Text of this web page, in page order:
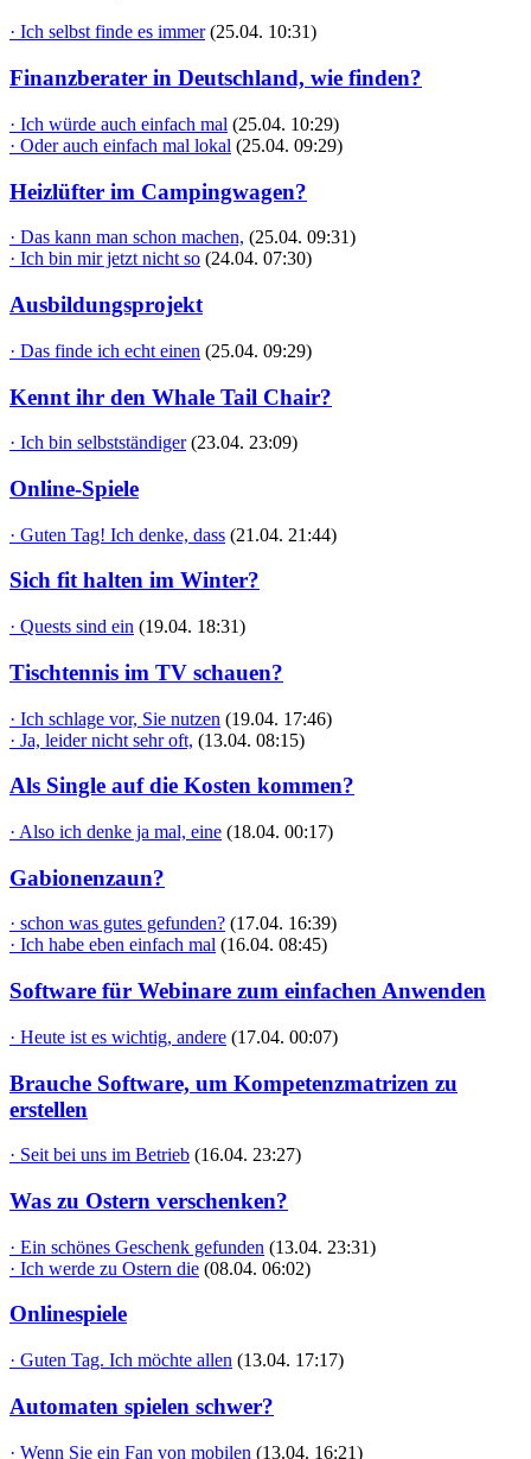
· Ich selbst finde es immer (25.04. 10:31)
Finanzberater in Deutschland, wie finden?
· Ich würde auch einfach mal (25.04. 10:29)
· Oder auch einfach mal lokal (25.04. 09:29)
Heizlüfter im Campingwagen?
· Das kann man schon machen, (25.04. 09:31)
· Ich bin mir jetzt nicht so (24.04. 07:30)
Ausbildungsprojekt
· Das finde ich echt einen (25.04. 09:29)
Kennt ihr den Whale Tail Chair?
· Ich bin selbstständiger (23.04. 23:09)
Online-Spiele
· Guten Tag! Ich denke, dass (21.04. 21:44)
Sich fit halten im Winter?
· Quests sind ein (19.04. 18:31)
Tischtennis im TV schauen?
· Ich schlage vor, Sie nutzen (19.04. 17:46)
· Ja, leider nicht sehr oft, (13.04. 08:15)
Als Single auf die Kosten kommen?
· Also ich denke ja mal, eine (18.04. 00:17)
Gabionenzaun?
· schon was gutes gefunden? (17.04. 16:39)
· Ich habe eben einfach mal (16.04. 08:45)
Software für Webinare zum einfachen Anwenden
· Heute ist es wichtig, andere (17.04. 00:07)
Brauche Software, um Kompetenzmatrizen zu
erstellen
· Seit bei uns im Betrieb (16.04. 23:27)
Was zu Ostern verschenken?
· Ein schönes Geschenk gefunden (13.04. 23:31)
· Ich werde zu Ostern die (08.04. 06:02)
Onlinespiele
· Guten Tag. Ich möchte allen (13.04. 17:17)
Automaten spielen schwer?
· Wenn Sie ein Fan von mobilen (13.04. 16:21)